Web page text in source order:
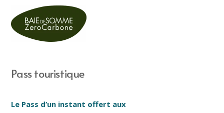
Pass touristique
Le Pass d’un instant offert aux